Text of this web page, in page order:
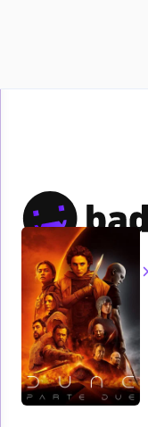
Home Film